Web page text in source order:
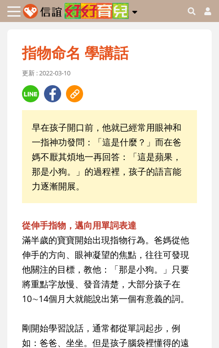
指物命名 學講話
更新 : 2022-03-10
早在孩子開口前，他就已經常用眼神和
一指神功發問：「這是什麼？」而在爸
媽不厭其煩地一再回答：「這是蘋果，
那是小狗。」的過程裡，孩子的語言能
力逐漸開展。
從伸手指物，邁向用單詞表達
滿半歲的寶寶開始出現指物行為。爸媽從他
伸手的方向、眼神凝望的焦點，往往可發現
他關注的目標，教他：「那是小狗。」只要
將重點字放慢、發音清楚，大部分孩子在
10∼14個月大就能說出第一個有意義的詞。
剛開始學習說話，通常都從單詞起步，例
如：爸爸、坐坐。但是孩子腦袋裡懂得的遠